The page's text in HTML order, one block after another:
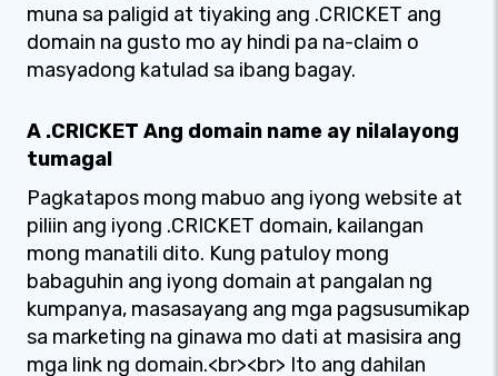
muna sa paligid at tiyaking ang .CRICKET ang
domain na gusto mo ay hindi pa na-claim o
masyadong katulad sa ibang bagay.
A .CRICKET Ang domain name ay nilalayong
tumagal
Pagkatapos mong mabuo ang iyong website at
piliin ang iyong .CRICKET domain, kailangan
mong manatili dito. Kung patuloy mong
babaguhin ang iyong domain at pangalan ng
kumpanya, masasayang ang mga pagsusumikap
sa marketing na ginawa mo dati at masisira ang
mga link ng domain.<br><br> Ito ang dahilan